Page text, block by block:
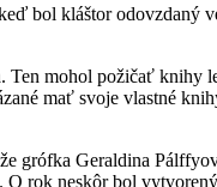
bol kláštor odovzdaný
mohol požičať knihy
mať svoje vlastné
grófka Geraldina
rok neskôr bol